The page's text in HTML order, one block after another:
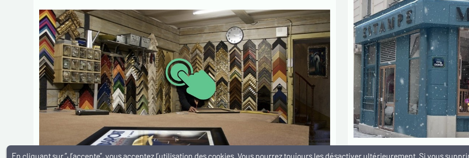
L’Estampe Moderne &
En cliquant sur ”J’accepte”, vous acceptez l’utilisation des cookies. Vous pourrez toujours les désactiver ultérieurement. Si vous